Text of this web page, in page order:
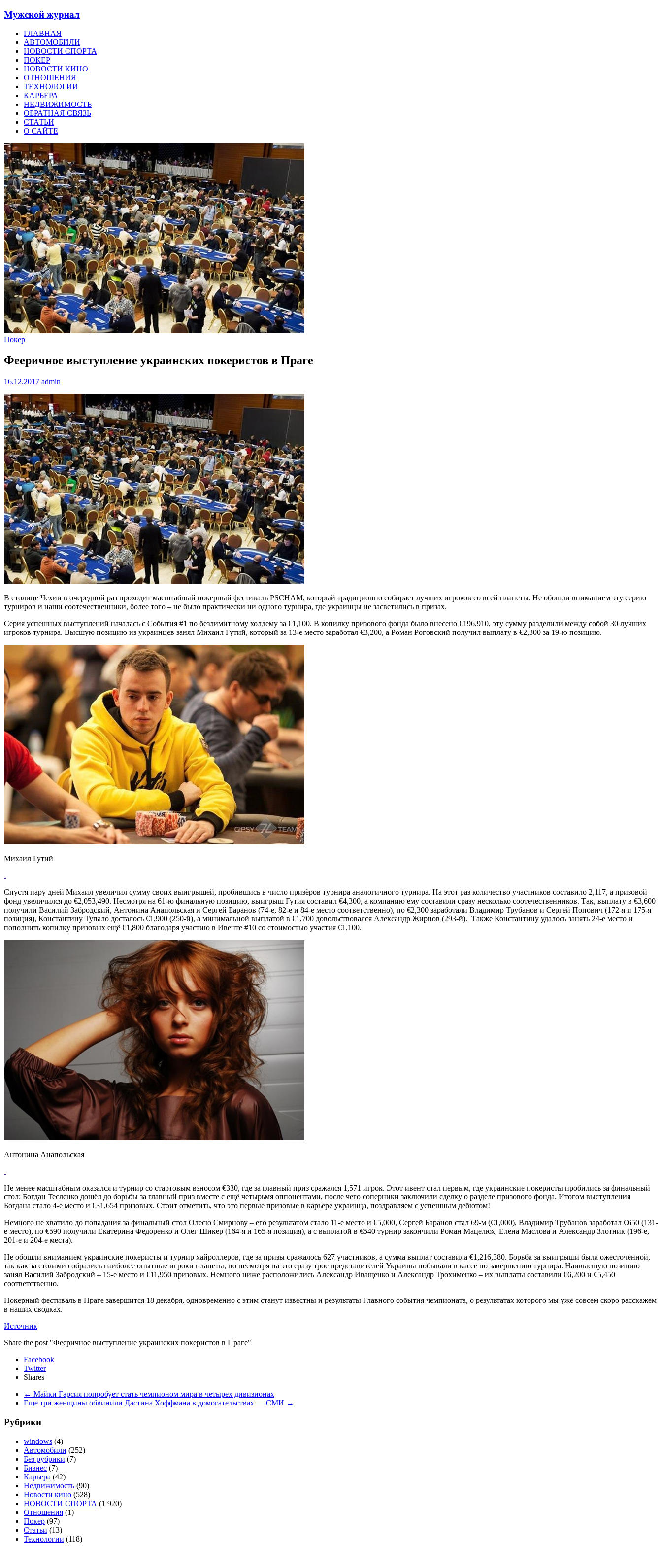
Мужской журнал
ГЛАВНАЯ
АВТОМОБИЛИ
НОВОСТИ СПОРТА
ПОКЕР
НОВОСТИ КИНО
ОТНОШЕНИЯ
ТЕХНОЛОГИИ
КАРЬЕРА
НЕДВИЖИМОСТЬ
ОБРАТНАЯ СВЯЗЬ
СТАТЬИ
О САЙТЕ
Покер
Фееричное выступление украинских покеристов в Праге
16.12.2017 admin
В столице Чехии в очередной раз проходит масштабный покерный фестиваль PSCHAM, который традиционно собирает лучших игроков со всей планеты. Не обошли вниманием эту серию
турниров и наши соотечественники, более того – не было практически ни одного турнира, где украинцы не засветились в призах.
Серия успешных выступлений началась с События #1 по безлимитному холдему за €1,100. В копилку призового фонда было внесено €196,910, эту сумму разделили между собой 30 лучших
игроков турнира. Высшую позицию из украинцев занял Михаил Гутий, который за 13-е место заработал €3,200, а Роман Роговский получил выплату в €2,300 за 19-ю позицию.
Михаил Гутий
Спустя пару дней Михаил увеличил сумму своих выигрышей, пробившись в число призёров турнира аналогичного турнира. На этот раз количество участников составило 2,117, а призовой
фонд увеличился до €2,053,490. Несмотря на 61-ю финальную позицию, выигрыш Гутия составил €4,300, а компанию ему составили сразу несколько соотечественников. Так, выплату в €3,600
получили Василий Забродский, Антонина Анапольская и Сергей Баранов (74-е, 82-е и 84-е место соответственно), по €2,300 заработали Владимир Трубанов и Сергей Попович (172-я и 175-я
позиция), Константину Тупало досталось €1,900 (250-й), а минимальной выплатой в €1,700 довольствовался Александр Жирнов (293-й). Также Константину удалось занять 24-е место и
пополнить копилку призовых ещё €1,800 благодаря участию в Ивенте #10 со стоимостью участия €1,100.
Антонина Анапольская
Не менее масштабным оказался и турнир со стартовым взносом €330, где за главный приз сражался 1,571 игрок. Этот ивент стал первым, где украинские покеристы пробились за финальный
стол: Богдан Тесленко дошёл до борьбы за главный приз вместе с ещё четырьмя оппонентами, после чего соперники заключили сделку о разделе призового фонда. Итогом выступления
Богдана стало 4-е место и €31,654 призовых. Стоит отметить, что это первые призовые в карьере украинца, поздравляем с успешным дебютом!
Немного не хватило до попадания за финальный стол Олесю Смирнову – его результатом стало 11-е место и €5,000, Сергей Баранов стал 69-м (€1,000), Владимир Трубанов заработал €650 (131-
е место), по €590 получили Екатерина Федоренко и Олег Шикер (164-я и 165-я позиция), а с выплатой в €540 турнир закончили Роман Мацелюх, Елена Маслова и Александр Злотник (196-е,
201-е и 204-е места).
Не обошли вниманием украинские покеристы и турнир хайроллеров, где за призы сражалось 627 участников, а сумма выплат составила €1,216,380. Борьба за выигрыши была ожесточённой,
так как за столами собрались наиболее опытные игроки планеты, но несмотря на это сразу трое представителей Украины побывали в кассе по завершению турнира. Наивысшую позицию
занял Василий Забродский – 15-е место и €11,950 призовых. Немного ниже расположились Александр Иващенко и Александр Трохименко – их выплаты составили €6,200 и €5,450
соответственно.
Покерный фестиваль в Праге завершится 18 декабря, одновременно с этим станут известны и результаты Главного события чемпионата, о результатах которого мы уже совсем скоро расскажем
в наших сводках.
Источник
Share the post "Фееричное выступление украинских покеристов в Праге"
Facebook
Twitter
Shares
← Майки Гарсия попробует стать чемпионом мира в четырех дивизионах
Еще три женщины обвинили Дастина Хоффмана в домогательствах — СМИ →
Рубрики
windows (4)
Автомобили (252)
Без рубрики (7)
Бизнес (7)
Карьера (42)
Недвижимость (90)
Новости кино (528)
НОВОСТИ СПОРТА (1 920)
Отношения (1)
Покер (97)
Статьи (13)
Технологии (118)